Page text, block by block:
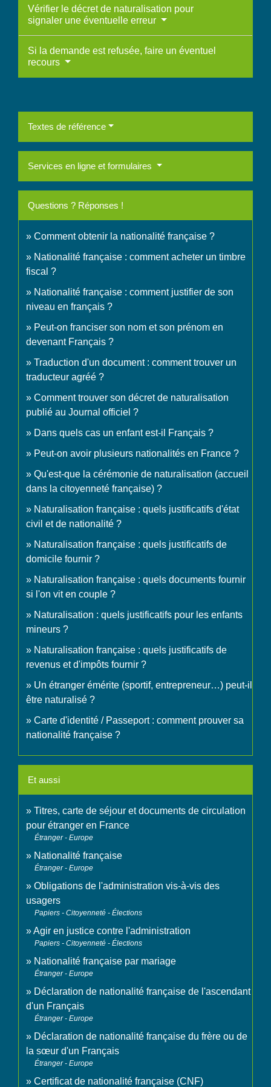
Vérifier le décret de naturalisation pour
signaler une éventuelle erreur
Si la demande est refusée, faire un éventuel
recours
Textes de référence
Services en ligne et formulaires
Questions ? Réponses !
Comment obtenir la nationalité française ?
Nationalité française : comment acheter un timbre
fiscal ?
Nationalité française : comment justifier de son
niveau en français ?
Peut-on franciser son nom et son prénom en
devenant Français ?
Traduction d'un document : comment trouver un
traducteur agréé ?
Comment trouver son décret de naturalisation
publié au Journal officiel ?
Dans quels cas un enfant est-il Français ?
Peut-on avoir plusieurs nationalités en France ?
Qu'est-que la cérémonie de naturalisation (accueil
dans la citoyenneté française) ?
Naturalisation française : quels justificatifs d'état
civil et de nationalité ?
Naturalisation française : quels justificatifs de
domicile fournir ?
Naturalisation française : quels documents fournir
si l'on vit en couple ?
Naturalisation : quels justificatifs pour les enfants
mineurs ?
Naturalisation française : quels justificatifs de
revenus et d'impôts fournir ?
Un étranger émérite (sportif, entrepreneur…) peut-il
être naturalisé ?
Carte d'identité / Passeport : comment prouver sa
nationalité française ?
Et aussi
Titres, carte de séjour et documents de circulation
pour étranger en France
Étranger - Europe
Nationalité française
Étranger - Europe
Obligations de l'administration vis-à-vis des
usagers
Papiers - Citoyenneté - Élections
Agir en justice contre l'administration
Papiers - Citoyenneté - Élections
Nationalité française par mariage
Étranger - Europe
Déclaration de nationalité française de l'ascendant
d'un Français
Étranger - Europe
Déclaration de nationalité française du frère ou de
la sœur d'un Français
Étranger - Europe
Certificat de nationalité française (CNF)